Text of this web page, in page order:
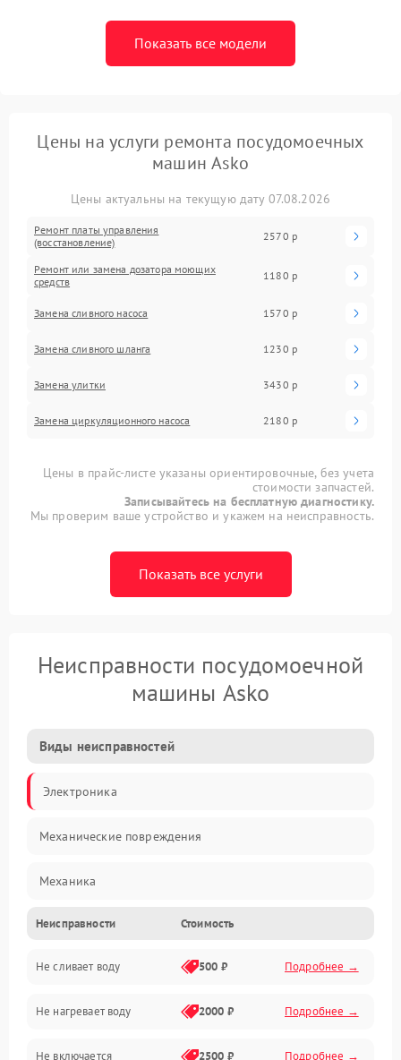
Показать все модели
Цены на услуги ремонта посудомоечных
машин Asko
Цены актуальны на текущую дату 07.08.2026
Ремонт платы управления
(восстановление)
2570 р
Ремонт или замена дозатора моющих
средств
1180 р
Замена сливного насоса 1570 р
Замена сливного шланга 1230 р
Замена улитки 3430 р
Замена циркуляционного насоса 2180 р
Цены в прайс-листе указаны ориентировочные, без учета
стоимости запчастей.
Записывайтесь на бесплатную диагностику.
Мы проверим ваше устройство и укажем на неисправность.
Показать все услуги
Неисправности посудомоечной
машины Asko
Виды неисправностей
Электроника
Механические повреждения
Механика
Управление
Электропитание
Датчики
Неисправности Стоимость
Не сливает воду 500 ₽ Подробнее →
Не нагревает воду 2000 ₽ Подробнее →
Не включается 2500 ₽ Подробнее →